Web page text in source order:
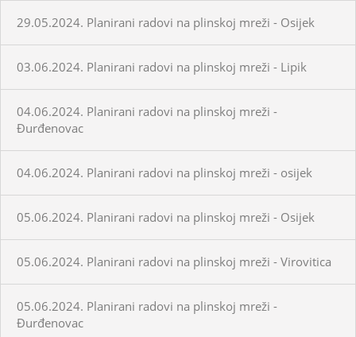
29.05.2024. Planirani radovi na plinskoj mreži - Osijek
03.06.2024. Planirani radovi na plinskoj mreži - Lipik
04.06.2024. Planirani radovi na plinskoj mreži -
Đurđenovac
04.06.2024. Planirani radovi na plinskoj mreži - osijek
05.06.2024. Planirani radovi na plinskoj mreži - Osijek
05.06.2024. Planirani radovi na plinskoj mreži - Virovitica
05.06.2024. Planirani radovi na plinskoj mreži -
Đurđenovac